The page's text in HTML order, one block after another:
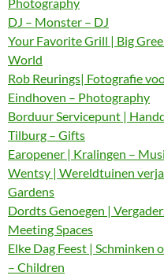
DJ – Monster – DJ
Your Favorite Grill | Big
World
Rob Reurings| Fotografie
Eindhoven – Photography
Borduur Servicepunt |
Tilburg – Gifts
Earopener | Kralingen –
Wentsy | Wereldtuinen
Gardens
Dordts Genoegen |
Meeting Spaces
Elke Dag Feest |
– Children